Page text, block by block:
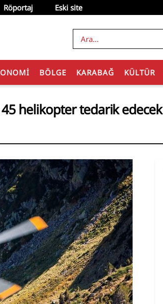
Röportaj Eski site
BÖLGE KARABAĞ KÜLTÜR
helikopter tedarik edecek